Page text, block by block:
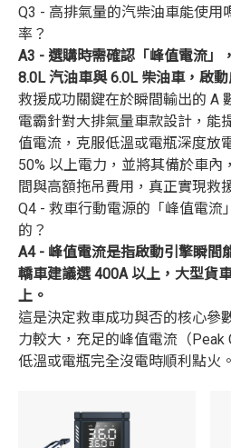
Q3 - 高排氣量的汽柴油車能使用
率？
A3 - 選購時需確認「峰值電流」
8.0L 汽油車與 6.0L 柴油車，啟
救援成功關鍵在於瞬間輸出的 A
電霸針對大排氣量車款設計，能
值電流，克服低溫或電瓶深度放
50% 以上電力，並將其備於車內
間與高額拖吊費用，真正實現救
Q4 - 救車行動電源的「峰值電流
的？
A4 - 峰值電流是指啟動引擎瞬間
轎車建議選 400A 以上，大型貨
上。
這是決定救車成功與否的核心參
力較大，充足的峰值電流（Peak
低溫或電瓶完全沒電時順利點火。